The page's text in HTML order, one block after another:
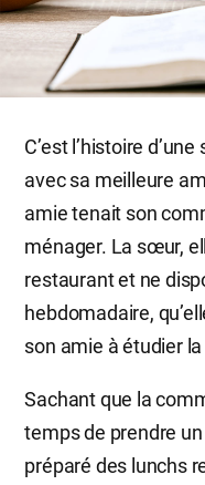
C’est l’histoire
avec sa meilleure
amie tenait son
ménager. La sœur,
restaurant et ne
hebdomadaire,
son amie à étudier la
Sachant que la
temps de prendre
préparé des lunchs